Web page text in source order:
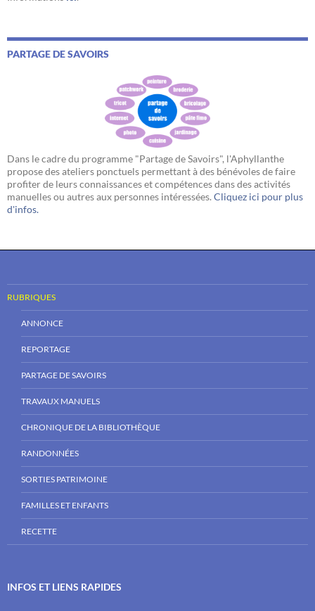
PARTAGE DE SAVOIRS
Dans le cadre du programme "Partage de Savoirs", l'Aphyllanthe
propose des ateliers ponctuels permettant à des bénévoles de faire
profiter de leurs connaissances et compétences dans des activités
manuelles ou autres aux personnes intéressées. Cliquez ici pour plus
d'infos.
RUBRIQUES
ANNONCE
REPORTAGE
PARTAGE DE SAVOIRS
TRAVAUX MANUELS
CHRONIQUE DE LA BIBLIOTHÈQUE
RANDONNÉES
SORTIES PATRIMOINE
FAMILLES ET ENFANTS
RECETTE
INFOS ET LIENS RAPIDES